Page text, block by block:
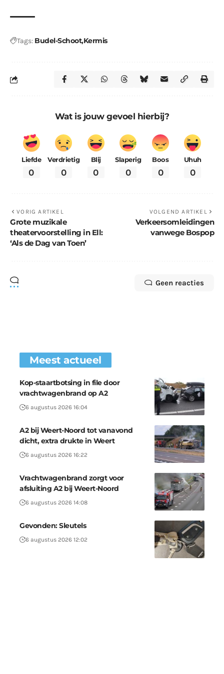
Tags: Budel-SchootKermis
Wat is jouw gevoel hierbij?
Liefde
0
Verdrietig
0
Blij
0
Slaperig
0
Boos
0
Uhuh
0
VORIG ARTIKEL
Grote muzikale
theatervoorstelling in Ell:
‘Als de Dag van Toen’
VOLGEND ARTIKEL
Verkeersomleidingen
vanwege Bospop
Geen reacties
Meest actueel
Kop-staartbotsing in file door
vrachtwagenbrand op A2
6 augustus 2026 16:04
A2 bij Weert-Noord tot vanavond
dicht, extra drukte in Weert
6 augustus 2026 16:22
Vrachtwagenbrand zorgt voor
afsluiting A2 bij Weert-Noord
6 augustus 2026 14:08
Gevonden: Sleutels
6 augustus 2026 12:02